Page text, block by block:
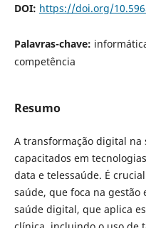
DOI: https://doi.org/
Palavras-chave:
competência
Resumo
A transformação digital
capacitados em
data e telessaúde. É
saúde, que foca na gestão
saúde digital, que aplica